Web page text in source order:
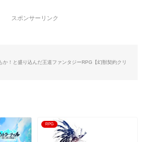
スポンサーリンク
か！と盛り込んだ王道ファンタジーRPG【幻獣契約クリ
RPG